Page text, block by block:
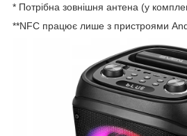
* Потрібна зовнішня антена (у
**NFС працює лише з пристроями